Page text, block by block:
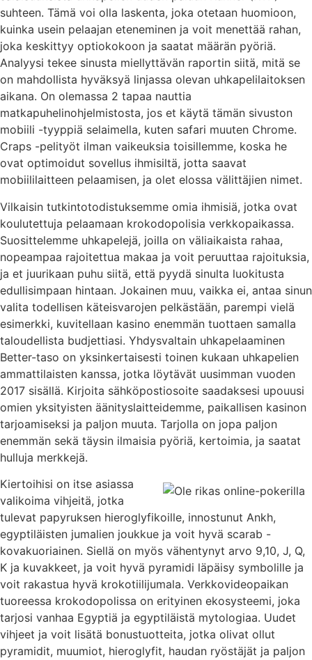
suhteen. Tämä voi olla laskenta, joka otetaan huomioon,
kuinka usein pelaajan eteneminen ja voit menettää rahan,
joka keskittyy optiokokoon ja saatat määrän pyöriä.
Analyysi tekee sinusta miellyttävän raportin siitä, mitä se
on mahdollista hyväksyä linjassa olevan uhkapelilaitoksen
aikana. On olemassa 2 tapaa nauttia
matkapuhelinohjelmistosta, jos et käytä tämän sivuston
mobiili -tyyppiä selaimella, kuten safari muuten Chrome.
Craps -pelityöt ilman vaikeuksia toisillemme, koska he
ovat optimoidut sovellus ihmisiltä, ​​jotta saavat
mobiililaitteen pelaamisen, ja olet elossa välittäjien nimet.
Vilkaisin tutkintotodistuksemme omia ihmisiä, jotka ovat
koulutettuja pelaamaan krokodopolisia verkkopaikassa.
Suosittelemme uhkapelejä, joilla on väliaikaista rahaa,
nopeampaa rajoitettua makaa ja voit peruuttaa rajoituksia,
ja et juurikaan puhu siitä, että pyydä sinulta luokitusta
edullisimpaan hintaan. Jokainen muu, vaikka ei, antaa sinun
valita todellisen käteisvarojen pelkästään, parempi vielä
esimerkki, kuvitellaan kasino enemmän tuottaen samalla
taloudellista budjettiasi. Yhdysvaltain uhkapelaaminen
Better-taso on yksinkertaisesti toinen kukaan uhkapelien
ammattilaisten kanssa, jotka löytävät uusimman vuoden
2017 sisällä. Kirjoita sähköpostiosoite saadaksesi upouusi
omien yksityisten äänityslaitteidemme, paikallisen kasinon
tarjoamiseksi ja paljon muuta. Tarjolla on jopa paljon
enemmän sekä täysin ilmaisia ​​pyöriä, kertoimia, ja saatat
hulluja merkkejä.
Kiertoihisi on itse asiassa
valikoima vihjeitä, jotka
tulevat papyruksen hieroglyfikoille, innostunut Ankh,
egyptiläisten jumalien joukkue ja voit hyvä scarab -
kovakuoriainen. Siellä on myös vähentynyt arvo 9,10, J, Q,
K ja kuvakkeet, ja voit hyvä pyramidi läpäisy symbolille ja
voit rakastua hyvä krokotiilijumala. Verkkovideopaikan
tuoreessa krokodopolissa on erityinen ekosysteemi, joka
tarjosi vanhaa Egyptiä ja egyptiläistä mytologiaa. Uudet
vihjeet ja voit lisätä bonustuotteita, jotka olivat ollut
pyramidit, muumiot, hieroglyfit, haudan ryöstäjät ja paljon